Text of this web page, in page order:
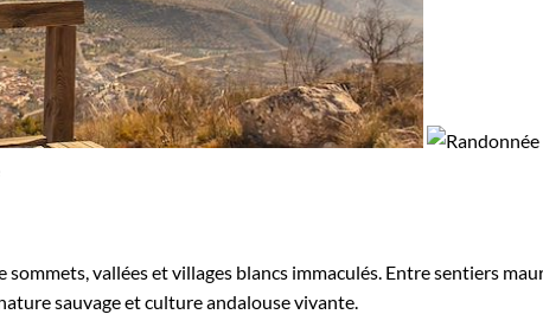
vallées et villages blancs immaculés. Entre sentiers
sauvage et culture andalouse vivante.